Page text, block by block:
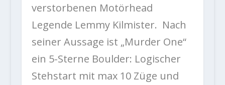
verstorbenen Motörhead
Legende Lemmy Kilmister. Nach
seiner Aussage ist „Murder One“
ein 5-Sterne Boulder: Logischer
Stehstart mit max 10 Züge und